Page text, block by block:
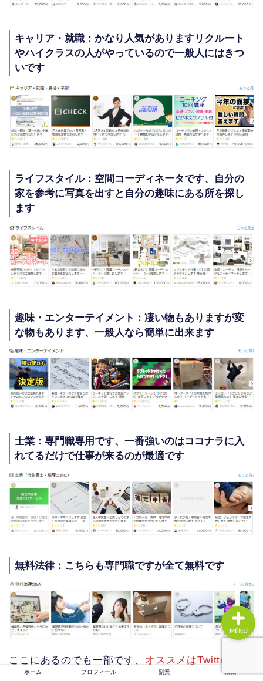
キャリア・就職：かなり人気がありますリクルート
やハイクラスの人がやっているので一般人にはきつ
いです
ライフスタイル：空間コーディネータです、自分の
家を参考に写真を出すと自分の趣味にある所を探し
ます
趣味・エンターテイメント：凄い物もありますが変
な物もあります、一般人なら簡単に出来ます
士業：専門職専用です、一番強いのはココナラに入
れてるだけで仕事が来るのが最適です
無料法律：こちらも専門職ですが全て無料です
ここにあるのでも一部です、 オススメはTwitterやイ
ンスタと合わせていくと必ず仕事が来ます
ホーム プロフィール 副業 転職
MENU
プロフィール
副業
転職